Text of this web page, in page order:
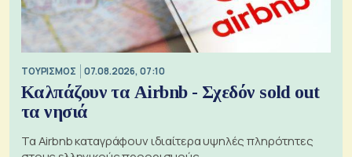
ΤΟΥΡΙΣΜΟΣ 07.08.2026, 07:10
Καλπάζουν τα Airbnb - Σχεδόν sold out
τα νησιά
Τα Airbnb καταγράφουν ιδιαίτερα υψηλές πληρότητες